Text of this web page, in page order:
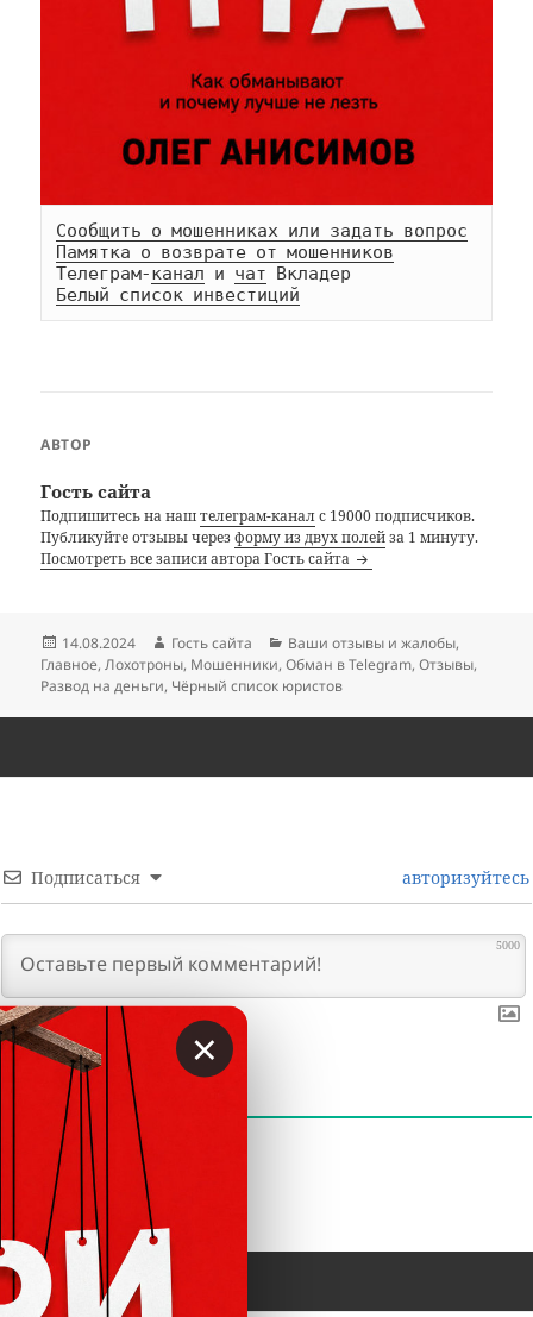
Сообщить о мошенниках или задать вопрос
Памятка о возврате от мошенников
Телеграм-канал и чат
Белый список инвестиций
АВТОР
Гость сайта
Подпишитесь на наштелеграм-каналс 19000 подписчиков.
Публикуйте отзывы черезформу из двух полейза 1 минуту.
Посмотреть все записи автора Гость сайта
Опубликовано
14.08.2024 Автор
Гость сайта Рубрики
Ваши отзывы и жалобы,
Главное,Лохотроны, Мошенники,Обман в Telegram,Отзывы,
Развод на деньги, Чёрный список юристов
Подписаться авторизуйтесь
5000
КОММЕНТАРИИ
×